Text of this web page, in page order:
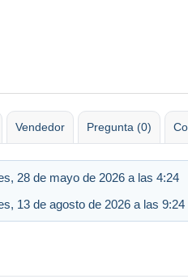
Vendedor Pregunta (0)
28 de mayo de 2026 a las 4:24
13 de agosto de 2026 a las 9:24